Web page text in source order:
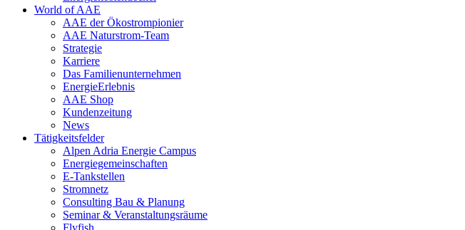
World of AAE
AAE der Ökostrompionier
AAE Naturstrom-Team
Strategie
Karriere
Das Familienunternehmen
EnergieErlebnis
AAE Shop
Kundenzeitung
News
Tätigkeitsfelder
Alpen Adria Energie Campus
Energiegemeinschaften
E-Tankstellen
Stromnetz
Consulting Bau & Planung
Seminar & Veranstaltungsräume
Flyfish